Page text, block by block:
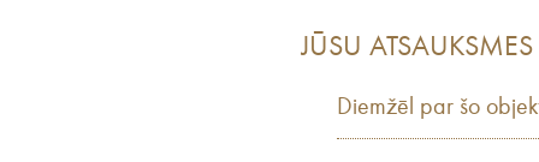
JŪSU ATSAUKSMES
Diemžēl par šo